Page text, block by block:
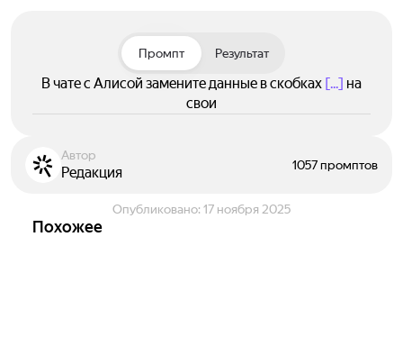
Промпт Результат
В чате с Алисой замените данные в скобках [...] на
свои
Автор
Редакция 1057 промптов
Опубликовано: 17 ноября 2025
Похожее